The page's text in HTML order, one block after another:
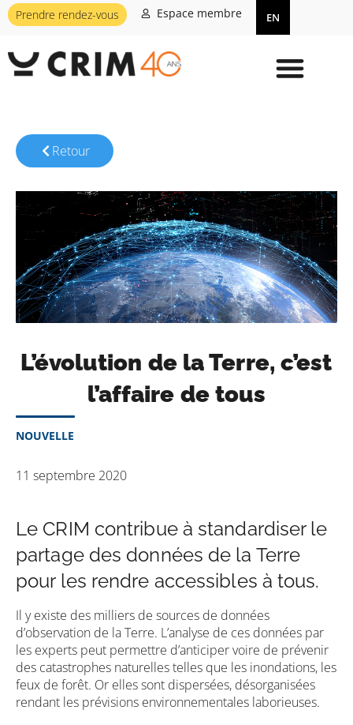
Prendre rendez-vous Espace membre EN
Retour
L’évolution de la Terre, c’est
l’affaire de tous
NOUVELLE
11 septembre 2020
Le CRIM contribue à standardiser le
partage des données de la Terre
pour les rendre accessibles à tous.
Il y existe des milliers de sources de données
d’observation de la Terre. L’analyse de ces données par
les experts peut permettre d’anticiper voire de prévenir
des catastrophes naturelles telles que les inondations, les
feux de forêt. Or elles sont dispersées, désorganisées
rendant les prévisions environnementales laborieuses.